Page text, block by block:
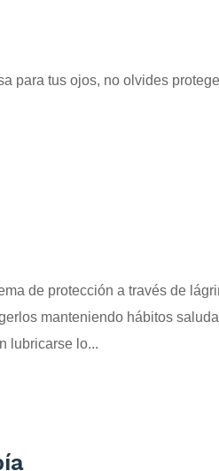
para tus ojos, no olvides
de protección a través de
manteniendo hábitos
lubricarse lo...